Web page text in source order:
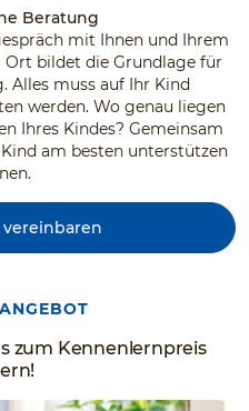
Beratung
mit Ihnen und Ihrem
bildet die Grundlage für
Alles muss auf Ihr Kind
werden. Wo genau liegen
Ihres Kindes? Gemeinsam
am besten unterstützen
zum Kennenlernpreis